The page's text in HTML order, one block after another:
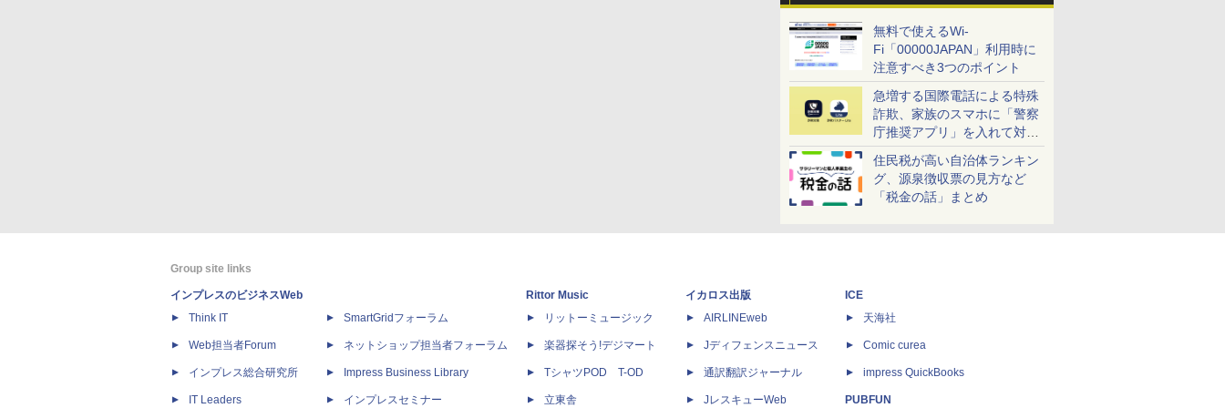
無料で使えるWi-
Fi「00000JAPAN」利用時に
注意すべき3つのポイント
急増する国際電話による特殊
詐欺、家族のスマホに「警察
庁推奨アプリ」を入れて対策
しよう！
住民税が高い自治体ランキン
グ、源泉徴収票の見方など
「税金の話」まとめ
Group site links
インプレスのビジネスWeb
Think IT
Web担当者Forum
インプレス総合研究所
IT Leaders
SmartGridフォーラム
ネットショップ担当者フォーラム
Impress Business Library
インプレスセミナー
Rittor Music
リットーミュージック
楽器探そう!デジマート
TシャツPOD T-OD
立東舎
イカロス出版
AIRLINEweb
Jディフェンスニュース
通訳翻訳ジャーナル
JレスキューWeb
ICE
天海社
Comic curea
impress QuickBooks
PUBFUN